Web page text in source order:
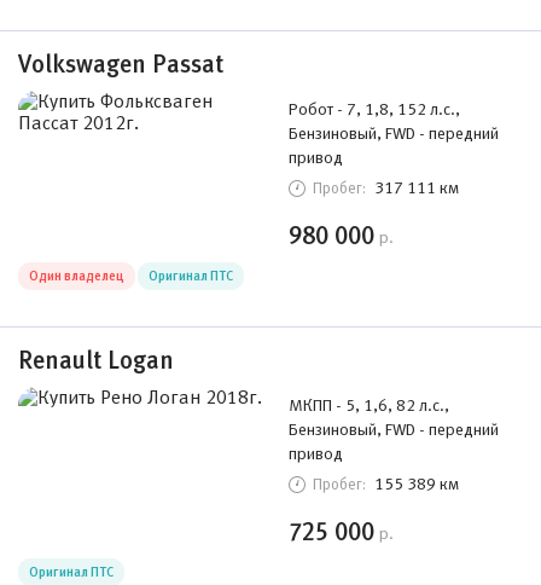
Volkswagen Passat
Робот - 7, 1,8, 152 л.с.,
Бензиновый, FWD - передний
привод
Пробег: 317 111 км
980 000 р.
Один владелец Оригинал ПТС
Renault Logan
МКПП - 5, 1,6, 82 л.с.,
Бензиновый, FWD - передний
привод
Пробег: 155 389 км
725 000 р.
Оригинал ПТС